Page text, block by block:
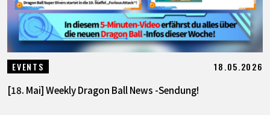
EVENTS 18.05.2026
[18. Mai] Weekly Dragon Ball News -Sendung!